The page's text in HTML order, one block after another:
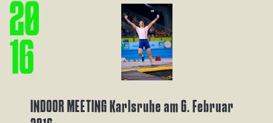
20
6
INDOOR MEETING Karlsruhe am 6. Februar